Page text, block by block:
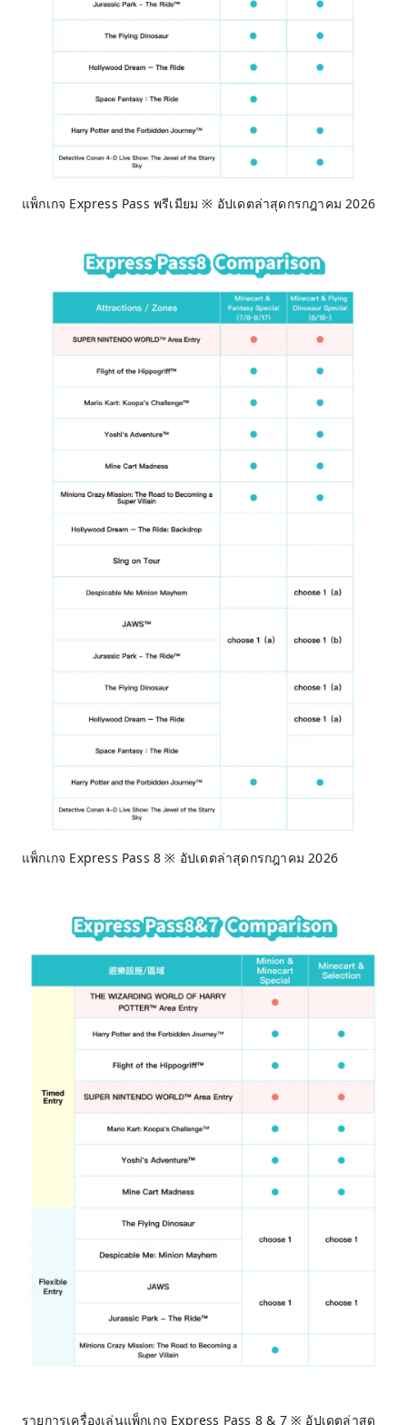
แพ็กเกจ Express Pass พรีเมียม ※ อัปเดตล่าสุดกรกฎาคม 2026
แพ็กเกจ Express Pass 8 ※ อัปเดตล่าสุดกรกฎาคม 2026
รายการเครื่องเล่นแพ็กเกจ Express Pass 8 & 7 ※ อัปเดตล่าสุด